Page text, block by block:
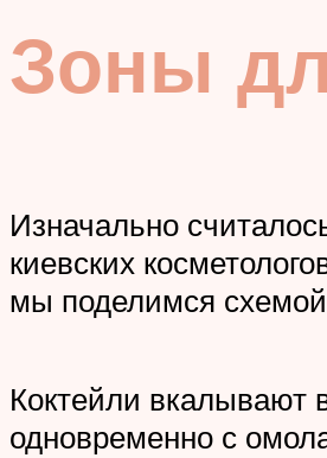
Зоны
Изначально
киевских
мы поделимся
Коктейли вкалывают
одновременно с